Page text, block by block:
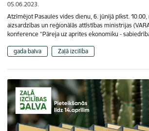
05.06.2023.
Atzīmējot Pasaules vides dienu, 6. jūnijā plkst. 10.00,
aizsardzības un reģionālās attīstības ministrijas
konference “Pāreja uz aprites ekonomiku -
gada balva Zaļā izcilība